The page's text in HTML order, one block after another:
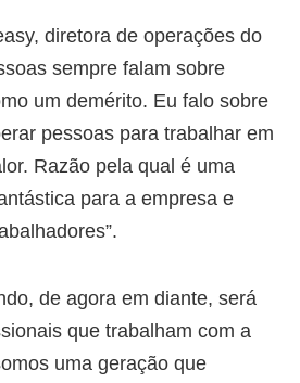
diretora de operações do
sempre falam sobre
um demérito. Eu falo sobre
pessoas para trabalhar em
Razão pela qual é uma
para a empresa e
de agora em diante, será
que trabalham com a
uma geração que